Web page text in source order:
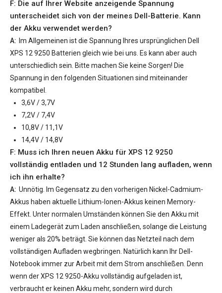
F: Die auf Ihrer Website anzeigende Spannung
unterscheidet sich von der meines Dell-Batterie. Kann
der Akku verwendet werden?
A: Im Allgemeinen ist die Spannung Ihres ursprünglichen Dell
XPS 12 9250 Batterien gleich wie bei uns. Es kann aber auch
unterschiedlich sein. Bitte machen Sie keine Sorgen! Die
Spannung in den folgenden Situationen sind miteinander
kompatibel.
3,6V / 3,7V
7,2V / 7,4V
10,8V / 11,1V
14,4V / 14,8V
F: Muss ich Ihren neuen Akku für XPS 12 9250
vollständig entladen und 12 Stunden lang aufladen, wenn
ich ihn erhalte?
A: Unnötig. Im Gegensatz zu den vorherigen Nickel-Cadmium-
Akkus haben aktuelle Lithium-Ionen-Akkus keinen Memory-
Effekt. Unter normalen Umständen können Sie den Akku mit
einem Ladegerät zum Laden anschließen, solange die Leistung
weniger als 20% beträgt. Sie können das Netzteil nach dem
vollständigen Aufladen wegbringen. Natürlich kann Ihr Dell-
Notebook immer zur Arbeit mit dem Strom anschließen. Denn
wenn derXPS 12 9250-Akku vollständig aufgeladen ist,
verbraucht er keinen Akku mehr, sondern wird durch